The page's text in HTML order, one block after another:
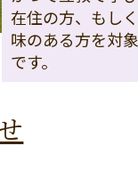
在住の方、もし
味のある方を対
です。